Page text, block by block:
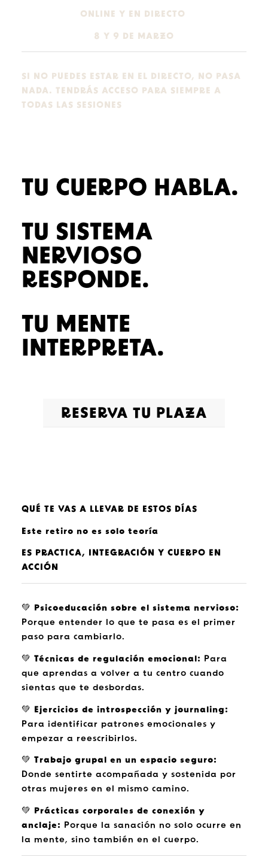
ONLINE Y EN DIRECTO
8 Y 9 DE MARZO
SI NO PUEDES ESTAR EN EL DIRECTO, NO PASA
NADA. TENDRÁS ACCESO PARA SIEMPRE A
TODAS LAS SESIONES
TU CUERPO HABLA.
TU SISTEMA
NERVIOSO
RESPONDE.
TU MENTE
INTERPRETA.
RESERVA TU PLAZA
QUÉ TE VAS A LLEVAR DE ESTOS DÍAS
Este retiro no es solo teoría
ES PRACTICA, INTEGRACIÓN Y CUERPO EN
ACCIÓN
💚 Psicoeducación sobre el sistema nervioso:
Porque entender lo que te pasa es el primer
paso para cambiarlo.
💚 Técnicas de regulación emocional: Para
que aprendas a volver a tu centro cuando
sientas que te desbordas.
💚
Ejercicios de introspección y journaling:
Para identificar patrones emocionales y
empezar a reescribirlos.
💚 Trabajo grupal en un espacio seguro:
Donde sentirte acompañada y sostenida por
otras mujeres en el mismo camino.
💚 Prácticas corporales de conexión y
anclaje: Porque la sanación no solo ocurre en
la mente, sino también en el cuerpo.